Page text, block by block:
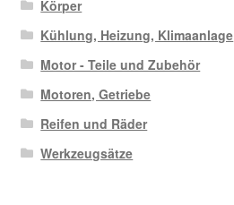
Körper
Kühlung, Heizung, Klimaanlage
Motor - Teile und Zubehör
Motoren, Getriebe
Reifen und Räder
Werkzeugsätze